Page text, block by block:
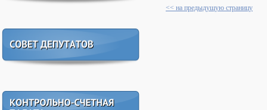
<< на предыдущую страницу